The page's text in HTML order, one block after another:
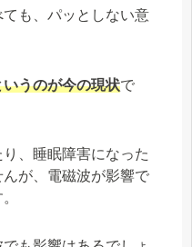
も、パッとしない意
うのが今の現状で
、睡眠障害になった
が、電磁波が影響で